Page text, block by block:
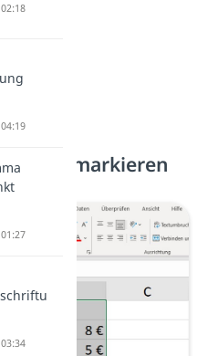
Daten markieren